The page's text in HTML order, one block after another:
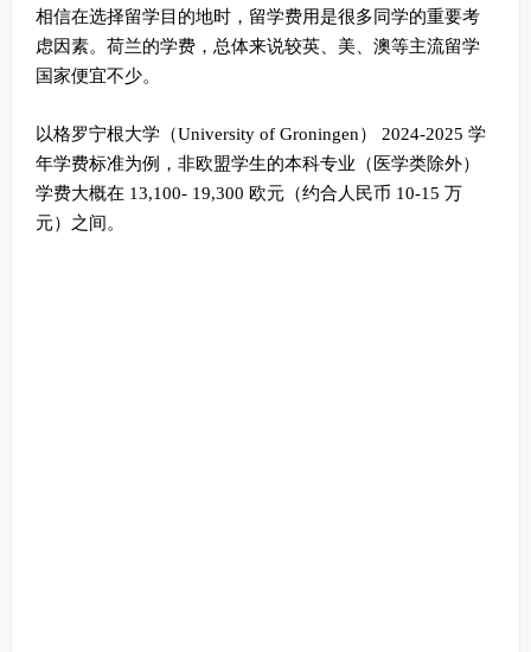
相信在选择留学目的地时，留学费用是很多同学的重要考
虑因素。荷兰的学费，总体来说较英、美、澳等主流留学
国家便宜不少。
以格罗宁根大学（University of Groningen） 2024-2025 学
年学费标准为例，非欧盟学生的本科专业（医学类除外）
学费大概在 13,100- 19,300 欧元（约合人民币 10-15 万
元）之间。